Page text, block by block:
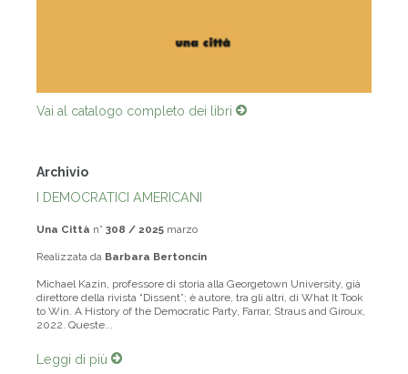
Vai al catalogo completo dei libri
Archivio
I DEMOCRATICI AMERICANI
Una Città n° 308 / 2025 marzo
Realizzata da Barbara Bertoncin
Michael Kazin, professore di storia alla Georgetown University, già
direttore della rivista “Dissent”; è autore, tra gli altri, di What It Took
to Win. A History of the Democratic Party, Farrar, Straus and Giroux,
2022. Queste...
Leggi di più